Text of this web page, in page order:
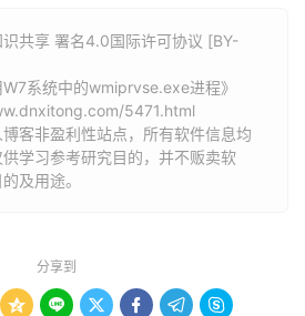
共享 署名4.0国际许可协议 [BY-
系统中的wmiprvse.exe进程》
5471.html
客非盈利性站点，所有软件信息均
学习参考研究目的，并不贩卖软
及用途。
分享到
     